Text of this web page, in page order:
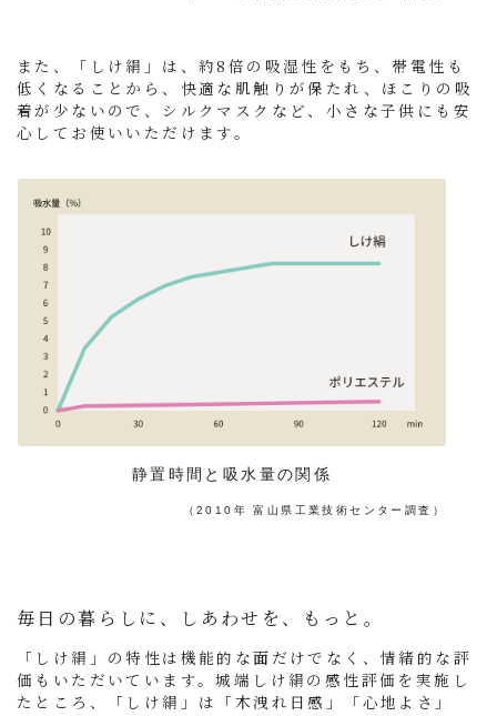
また、「しけ絹」は、約8倍の吸湿性をもち、帯電性も
低くなることから、快適な肌触りが保たれ、ほこりの吸
着が少ないので、シルクマスクなど、小さな子供にも安
心してお使いいただけます。
静置時間と吸水量の関係
（2010年 富山県工業技術センター調査）
毎日の暮らしに、しあわせを、もっと。
「しけ絹」の特性は機能的な面だけでなく、情緒的な評
価もいただいています。城端しけ絹の感性評価を実施し
たところ、「しけ絹」は「木洩れ日感」「心地よさ」